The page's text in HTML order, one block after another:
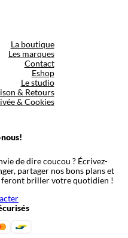
La boutique
Les marques
Contact
Eshop
Le studio
& Retours
& Cookies
de dire coucou ? Écrivez-
partager nos bons plans et
feront briller votre quotidien !